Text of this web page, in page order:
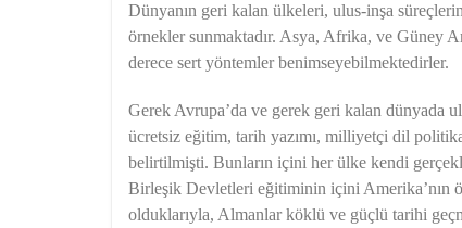
Dünyanın geri kalan ülkeleri, ulus-inşa
örnekler sunmaktadır. Asya, Afrika, ve Güney
derece sert yöntemler benimseyebilmektedirler.
Gerek Avrupa’da ve gerek geri kalan dünyada
ücretsiz eğitim, tarih yazımı, milliyetçi dil
belirtilmişti. Bunların içini her ülke kendi
Birleşik Devletleri eğitiminin içini Amerika’nın
olduklarıyla, Almanlar köklü ve güçlü tarihi